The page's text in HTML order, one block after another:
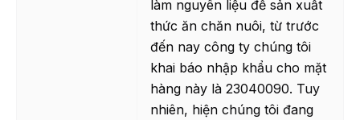
làm nguyên liệu để sản xuất
thức ăn chăn nuôi, từ trước
đến nay công ty chúng tôi
khai báo nhập khẩu cho mặt
hàng này là 23040090. Tuy
nhiên, hiện chúng tôi đang